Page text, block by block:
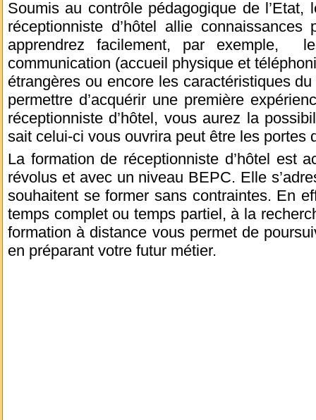
Soumis au contrôle pédagogique de l’Etat,
réceptionniste d’hôtel allie
apprendrez facilement, par exemple,
communication (accueil physique et
étrangères ou encore les caractéristiques
permettre d’acquérir une première
réceptionniste d’hôtel, vous aurez la
sait celui-ci vous ouvrira peut être les portes
La formation de réceptionniste d’hôtel est
révolus et avec un niveau BEPC. Elle
souhaitent se former sans contraintes. En
temps complet ou temps partiel, à la
formation à distance vous permet de
en préparant votre futur métier.